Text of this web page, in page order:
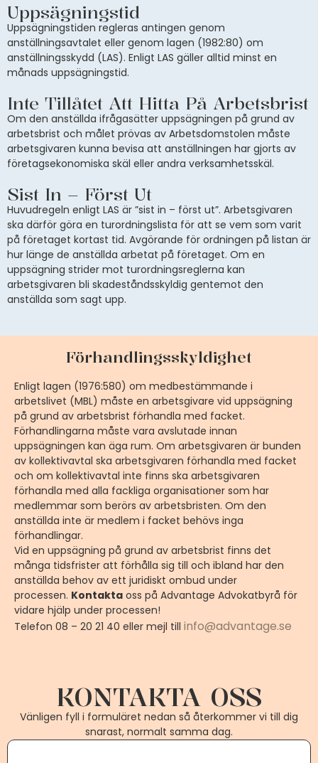
Uppsägningstid
Uppsägningstiden regleras antingen genom
anställningsavtalet eller genom lagen (1982:80) om
anställningsskydd (LAS). Enligt LAS gäller alltid minst en
månads uppsägningstid.
Inte Tillåtet Att Hitta På Arbetsbrist
Om den anställda ifrågasätter uppsägningen på grund av
arbetsbrist och målet prövas av Arbetsdomstolen måste
arbetsgivaren kunna bevisa att anställningen har gjorts av
företagsekonomiska skäl eller andra verksamhetsskäl.
Sist In – Först Ut
Huvudregeln enligt LAS är ”sist in – först ut”. Arbetsgivaren
ska därför göra en turordningslista för att se vem som varit
på företaget kortast tid. Avgörande för ordningen på listan är
hur länge de anställda arbetat på företaget. Om en
uppsägning strider mot turordningsreglerna kan
arbetsgivaren bli skadeståndsskyldig gentemot den
anställda som sagt upp.
Förhandlingsskyldighet
Enligt lagen (1976:580) om medbestämmande i
arbetslivet (MBL) måste en arbetsgivare vid uppsägning
på grund av arbetsbrist förhandla med facket.
Förhandlingarna måste vara avslutade innan
uppsägningen kan äga rum. Om arbetsgivaren är bunden
av kollektivavtal ska arbetsgivaren förhandla med facket
och om kollektivavtal inte finns ska arbetsgivaren
förhandla med alla fackliga organisationer som har
medlemmar som berörs av arbetsbristen. Om den
anställda inte är medlem i facket behövs inga
förhandlingar.
Vid en uppsägning på grund av arbetsbrist finns det
många tidsfrister att förhålla sig till och ibland har den
anställda behov av ett juridiskt ombud under
processen. Kontakta oss på Advantage Advokatbyrå för
vidare hjälp under processen!
Telefon 08 – 20 21 40 eller mejl till info@advantage.se
KONTAKTA OSS
Vänligen fyll i formuläret nedan så återkommer vi till dig
snarast, normalt samma dag.